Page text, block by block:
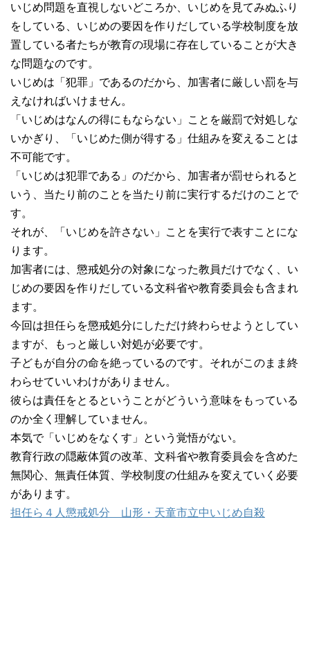
いじめ問題を直視しないどころか、いじめを見てみぬふり
をしている、いじめの要因を作りだしている学校制度を放
置している者たちが教育の現場に存在していることが大き
な問題なのです。
いじめは「犯罪」であるのだから、加害者に厳しい罰を与
えなければいけません。
「いじめはなんの得にもならない」ことを厳罰で対処しな
いかぎり、「いじめた側が得する」仕組みを変えることは
不可能です。
「いじめは犯罪である」のだから、加害者が罰せられると
いう、当たり前のことを当たり前に実行するだけのことで
す。
それが、「いじめを許さない」ことを実行で表すことにな
ります。
加害者には、懲戒処分の対象になった教員だけでなく、い
じめの要因を作りだしている文科省や教育委員会も含まれ
ます。
今回は担任らを懲戒処分にしただけ終わらせようとしてい
ますが、もっと厳しい対処が必要です。
子どもが自分の命を絶っているのです。それがこのまま終
わらせていいわけがありません。
彼らは責任をとるということがどういう意味をもっている
のか全く理解していません。
本気で「いじめをなくす」という覚悟がない。
教育行政の隠蔽体質の改革、文科省や教育委員会を含めた
無関心、無責任体質、学校制度の仕組みを変えていく必要
があります。
担任ら４人懲戒処分 山形・天童市立中いじめ自殺